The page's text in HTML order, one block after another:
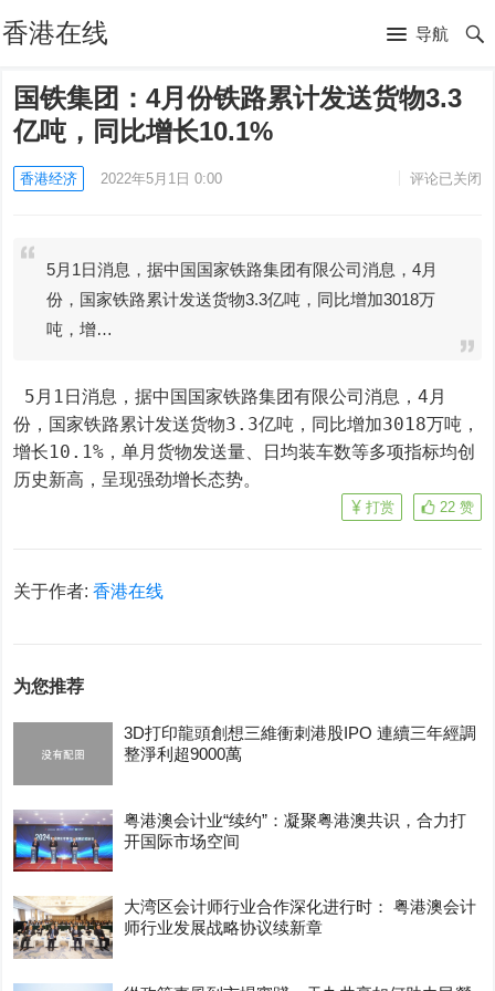
香港在线 导航
国铁集团：4月份铁路累计发送货物3.3
亿吨，同比增长10.1%
香港经济 2022年5月1日 0:00 评论已关闭
5月1日消息，据中国国家铁路集团有限公司消息，4月
份，国家铁路累计发送货物3.3亿吨，同比增加3018万
吨，增…
份，国家铁路累计发送货物3.3亿吨，同比增加3018万吨，
增长10.1%，单月货物发送量、日均装车数等多项指标均创
历史新高，呈现强劲增长态势。
22 赞
打赏
关于作者:香港在线
为您推荐
3D打印龍頭創想三維衝刺港股IPO 連續三年經調
整淨利超9000萬
粤港澳会计业“续约”：凝聚粤港澳共识，合力打
开国际市场空间
大湾区会计师行业合作深化进行时： 粤港澳会计
师行业发展战略协议续新章